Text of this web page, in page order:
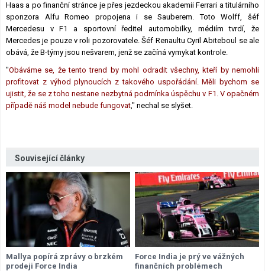
Haas a po finanční stránce je přes jezdeckou akademii Ferrari a titulárního
sponzora Alfu Romeo propojena i se Sauberem. Toto Wolff, šéf
Mercedesu v F1 a sportovní ředitel automobilky, médiím tvrdí, že
Mercedes je pouze v roli pozorovatele. Šéf Renaultu Cyril Abiteboul se ale
obává, že B-týmy jsou nešvarem, jenž se začíná vymykat kontrole.
"Obáváme se, že tento trend by mohl odradit všechny, kteří by nemohli
profitovat z výhod plynoucích z takového uspořádání. Měli bychom se
ujistit, že se z toho nestane nezbytná podmínka úspěchu v F1. V opačném
případě náš model nebude fungovat," nechal se slyšet.
Související články
Mallya popírá zprávy o brzkém
prodeji Force India
Force India je prý ve vážných
finančních problémech